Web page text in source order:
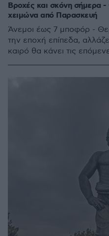
Βροχές και σκόνη σήμερα -
χειμώνα από Παρασκευή
Άνεμοι έως 7 μποφόρ -
την εποχή επίπεδα,
καιρό θα κάνει τις